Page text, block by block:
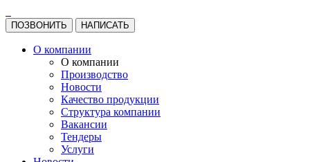
ПОЗВОНИТЬ НАПИСАТЬ
О компании
О компании
Производство
Новости
Качество продукции
Структура компании
Вакансии
Тендеры
Услуги